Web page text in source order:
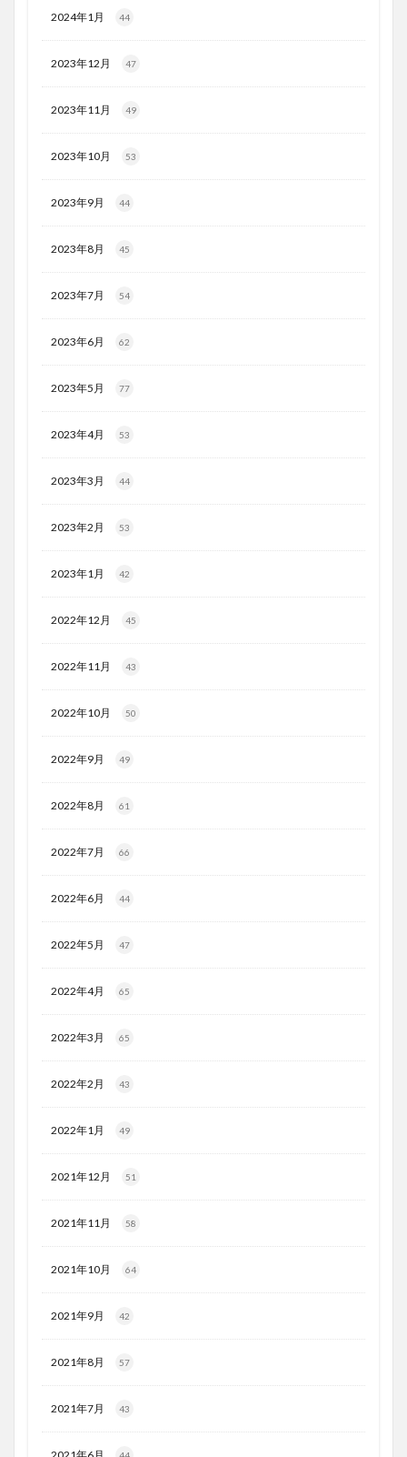
2024年1月 44
2023年12月 47
2023年11月 49
2023年10月 53
2023年9月 44
2023年8月 45
2023年7月 54
2023年6月 62
2023年5月 77
2023年4月 53
2023年3月 44
2023年2月 53
2023年1月 42
2022年12月 45
2022年11月 43
2022年10月 50
2022年9月 49
2022年8月 61
2022年7月 66
2022年6月 44
2022年5月 47
2022年4月 65
2022年3月 65
2022年2月 43
2022年1月 49
2021年12月 51
2021年11月 58
2021年10月 64
2021年9月 42
2021年8月 57
2021年7月 43